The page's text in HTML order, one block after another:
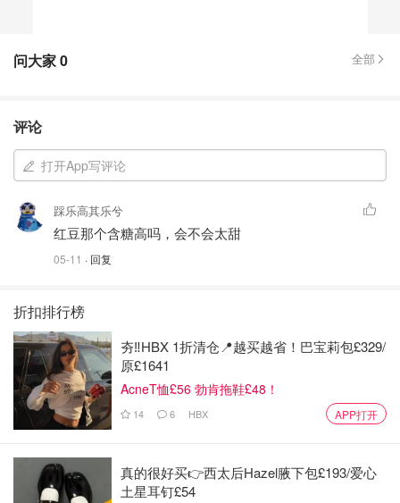
问大家0 全部
评论
打开App写评论
踩乐高其乐兮
红豆那个含糖高吗，会不会太甜
05-11 · 回复
折扣排行榜
夯‼️HBX 1折清仓📍越买越省！巴宝莉包£329/
原£1641
AcneT恤£56 勃肯拖鞋£48！
14 6 HBX APP打开
真的很好买👉西太后Hazel腋下包£193/爱心
土星耳钉£54